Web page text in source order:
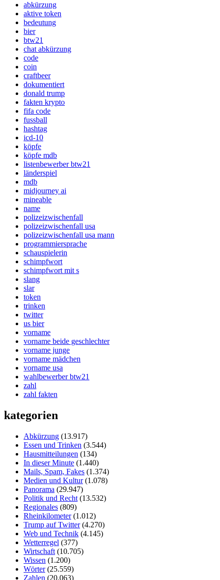
abkürzung
aktive token
bedeutung
bier
btw21
chat abkürzung
code
coin
craftbeer
dokumentiert
donald trump
fakten krypto
fifa code
fussball
hashtag
icd-10
köpfe
köpfe mdb
listenbewerber btw21
länderspiel
mdb
midjourney ai
mineable
name
polizeizwischenfall
polizeizwischenfall usa
polizeizwischenfall usa mann
programmiersprache
schauspielerin
schimpfwort
schimpfwort mit s
slang
slar
token
trinken
twitter
us bier
vorname
vorname beide geschlechter
vorname junge
vorname mädchen
vorname usa
wahlbewerber btw21
zahl
zahl fakten
kategorien
Abkürzung (13.917)
Essen und Trinken (3.544)
Hausmitteilungen (134)
In dieser Minute (1.440)
Mails, Spam, Fakes (1.374)
Medien und Kultur(1.078)
Panorama (29.947)
Politik und Recht (13.532)
Regionales (809)
Rheinkilometer(1.012)
Trump auf Twitter(4.270)
Web und Technik (4.145)
Wetterregel (377)
Wirtschaft (10.705)
Wissen (1.200)
Wörter(25.559)
Zahlen (20.063)